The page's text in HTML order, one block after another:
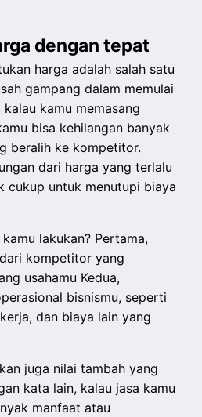
dengan tepat
harga adalah salah satu
gampang dalam memulai
kalau kamu memasang
bisa kehilangan banyak
beralih ke kompetitor.
dari harga yang terlalu
cukup untuk menutupi biaya
lakukan? Pertama,
kompetitor yang
usahamu Kedua,
bisnismu, seperti
dan biaya lain yang
juga nilai tambah yang
kata lain, kalau jasa kamu
manfaat atau